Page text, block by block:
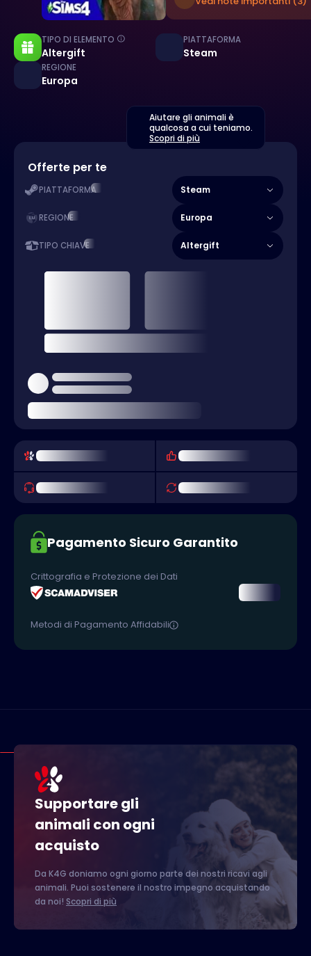
TIPO DI ELEMENTO
Altergift
PIATTAFORMA
Steam
REGIONE
Europa
Aiutare gli animali è
qualcosa a cui teniamo.
Scopri di più
Offerte per te
PIATTAFORMA Steam
REGIONE Europa
TIPO CHIAVE Altergift
Pagamento Sicuro Garantito
Crittografia e Protezione dei Dati
Metodi di Pagamento Affidabili
Supportare gli
animali con ogni
acquisto
Da K4G doniamo ogni giorno parte dei nostri ricavi agli
animali. Puoi sostenere il nostro impegno acquistando
da noi! Scopri di più